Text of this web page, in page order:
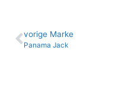
vo­ri­ge Marke
Panama Jack